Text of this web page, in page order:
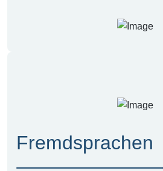
Fremdsprachen